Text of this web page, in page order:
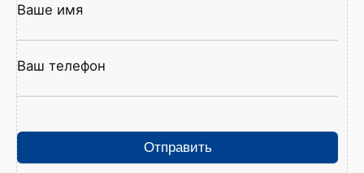
Ваше имя
Ваш телефон